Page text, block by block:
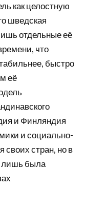
как целостную
шведская
отдельные её
что
быстро
её
и Финляндия
и социально-
своих стран, но в
лишь была